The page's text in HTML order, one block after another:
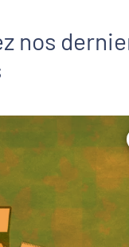
nos